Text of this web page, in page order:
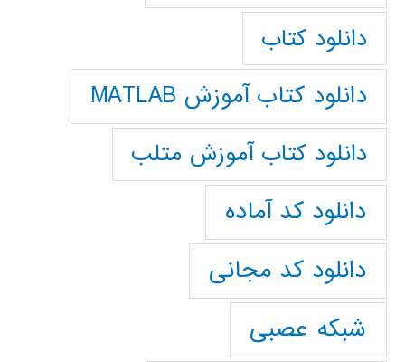
دانلود کتاب
دانلود کتاب آموزش MATLAB
دانلود کتاب آموزش متلب
دانلود کد آماده
دانلود کد مجانی
شبکه عصبی